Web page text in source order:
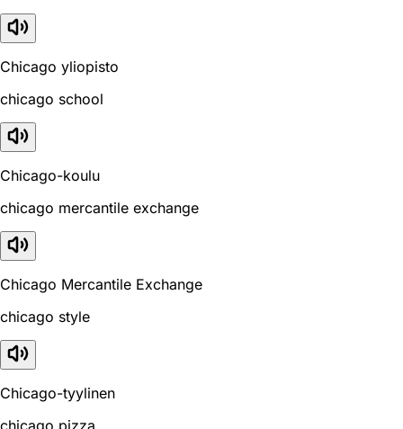
Chicago yliopisto
chicago school
Chicago-koulu
chicago mercantile exchange
Chicago Mercantile Exchange
chicago style
Chicago-tyylinen
chicago pizza